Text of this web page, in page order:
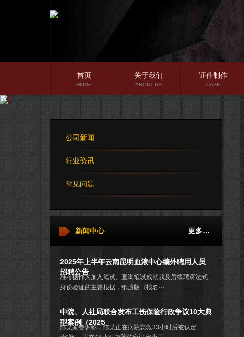
首页
HOME
关于我们
ABOUT US
证件制作
CASE
公司新闻
行业资讯
常见问题
更多…
新闻中心
2025年上半年云南昆明血液中心编外聘用人员
招聘公告
准考据作为加入笔试、查询笔试成就以及后续聘请法式
身份验证的主要根据，纸质版《报名···
中院、人社局联合发布工伤保险行政争议10大典
型案例（2025
陈某家眷诉称，陈某正在病院急救33小时后被认定